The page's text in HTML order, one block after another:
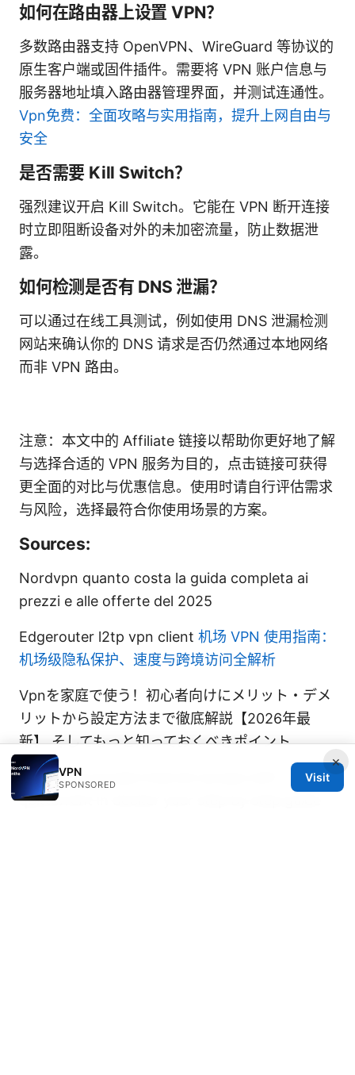
如何在路由器上设置 VPN？
多数路由器支持 OpenVPN、WireGuard 等协议的
原生客户端或固件插件。需要将 VPN 账户信息与
服务器地址填入路由器管理界面，并测试连通性。
Vpn免费：全面攻略与实用指南，提升上网自由与
安全
是否需要 Kill Switch？
强烈建议开启 Kill Switch。它能在 VPN 断开连接
时立即阻断设备对外的未加密流量，防止数据泄
露。
如何检测是否有 DNS 泄漏？
可以通过在线工具测试，例如使用 DNS 泄漏检测
网站来确认你的 DNS 请求是否仍然通过本地网络
而非 VPN 路由。
注意：本文中的 Affiliate 链接以帮助你更好地了解
与选择合适的 VPN 服务为目的，点击链接可获得
更全面的对比与优惠信息。使用时请自行评估需求
与风险，选择最符合你使用场景的方案。
Sources:
Nordvpn quanto costa la guida completa ai
prezzi e alle offerte del 2025
Edgerouter l2tp vpn client 机场 VPN 使用指南：
机场级隐私保护、速度与跨境访问全解析
Vpnを家庭で使う！初心者向けにメリット・デメ
リットから設定方法まで徹底解説【2026年最
新】 そしてもっと知っておくべきポイント
Setting up private internet access with
qbittorrent in docker your step by step guide
×
VPN
SPONSORED
Visit